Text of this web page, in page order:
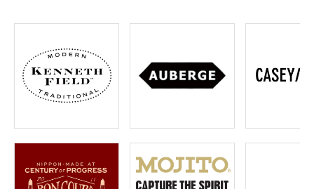
プライバシーポリシー
特定商取引法について
お問い合わせ
OFFICIAL WEB SITE